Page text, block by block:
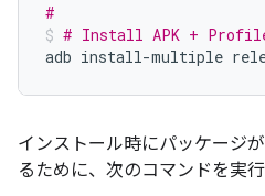
#
# Install APK +
adb install-multiple
インストール時にパッケージ
るために、次のコマンドを実行